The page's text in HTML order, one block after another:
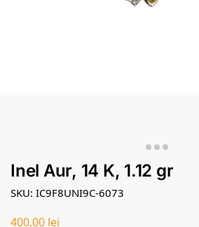
Inel Aur, 14 K, 1.12 gr
SKU: IC9F8UNI9C-6073
400,00 lei